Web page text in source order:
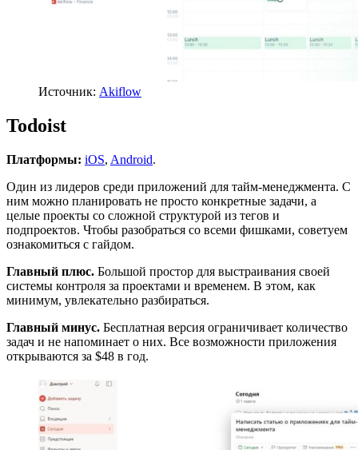
Источник: Akiflow
Todoist
Платформы: iOS, Android.
Один из лидеров среди приложений для тайм-менеджмента. С
ним можно планировать не просто конкретные задачи, а
целые проекты со сложной структурой из тегов и
подпроектов. Чтобы разобраться со всеми фишками, советуем
ознакомиться с гайдом.
Главный плюс. Большой простор для выстраивания своей
системы контроля за проектами и временем. В этом, как
минимум, увлекательно разбираться.
Главный минус. Бесплатная версия ограничивает количество
задач и не напоминает о них. Все возможности приложения
открываются за $48 в год.